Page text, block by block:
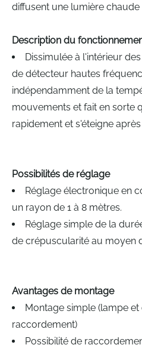
diffusent une lumière chaude
Description du
Dissimulée à l'intérieur
de détecteur hautes
indépendamment de la
mouvements et fait en sorte
rapidement et s'éteigne
Possibilités de réglage
Réglage électronique en
un rayon de 1 à 8 mètres.
Réglage simple de la
de crépuscularité au moyen
Avantages de montage
Montage simple (lampe et
raccordement)
Possibilité de